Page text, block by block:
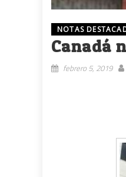
NOTAS
Canadá
febrero 5, 2019